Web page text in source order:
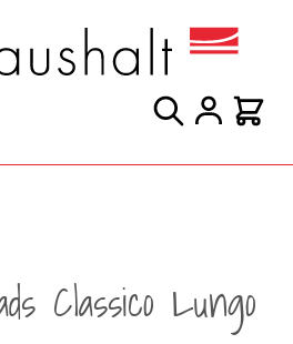
Suche
Classico Lungo